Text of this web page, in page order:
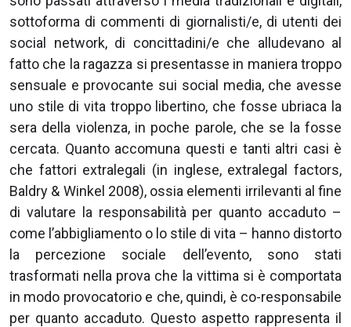
sottoforma di commenti di giornalisti/e, di utenti dei
social network, di concittadini/e che alludevano al
fatto che la ragazza si presentasse in maniera troppo
sensuale e provocante sui social media, che avesse
uno stile di vita troppo libertino, che fosse ubriaca la
sera della violenza, in poche parole, che se la fosse
cercata. Quanto accomuna questi e tanti altri casi è
che fattori extralegali (in inglese, extralegal factors,
Baldry & Winkel 2008), ossia elementi irrilevanti al fine
di valutare la responsabilità per quanto accaduto –
come l’abbigliamento o lo stile di vita – hanno distorto
la percezione sociale dell’evento, sono stati
trasformati nella prova che la vittima si è comportata
in modo provocatorio e che, quindi, è co-responsabile
per quanto accaduto. Questo aspetto rappresenta il